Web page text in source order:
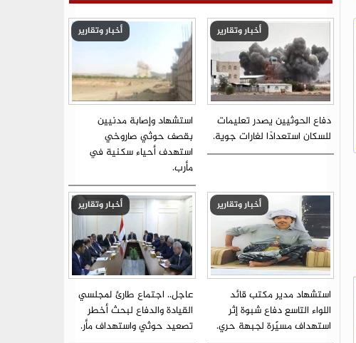
أخبار وتقارير
دفاع الحوثيين يصدر تعليمات
للسكان استعدادًا لغارات جوية.
أخبار وتقارير
استشهاد وإصابة مدنيين
بقصف حوثي صاروخي
استهدف أحياء سكنية في
مأرب.
أخبار وتقارير
استشهاد مدير مكتب قائد
اللواء التاسع دفاع شبوة إثر
استهداف مسيّرة لجبهة حري.
أخبار وتقارير
عاجل.. اجتماع طارئ لمجلسي
القيادة والدفاع لبحث أخطر
تصعيد حوثي واستهداف مأر.